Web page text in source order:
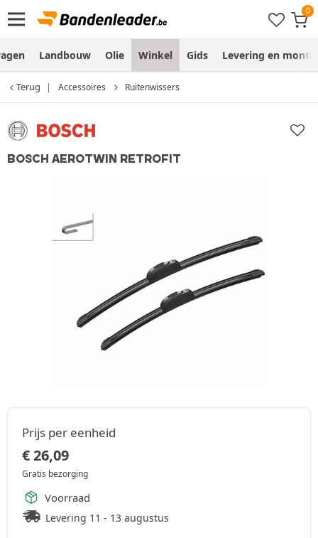
Landbouw Olie Winkel Gids Levering en
Terug Accessoires Ruitenwissers
BOSCH AEROTWIN RETROFIT
Prijs per eenheid
€26,09
Gratis bezorging
Voorraad
Levering 11 - 13 augustus